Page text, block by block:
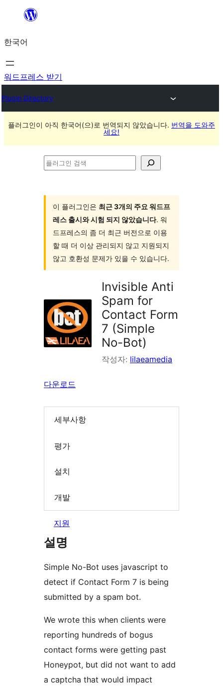
츠
로
바
가
기
한국어
워드프레스 받기
Plugin Directory
플러그인이 아직 한국어(으)로 번역되지 않았습니다. 번역을 도와주
세요!
플
이 플러그인은 최근 3개의 주요 워드프
레스 출시와 시험 되지 않았습니다. 워
드프레스의 좀 더 최근 버전으로 이용
할 때 더 이상 관리되지 않고 지원되지
않고 호환성 문제가 있을 수 있습니다.
Invisible Anti
Spam for
Contact Form
7 (Simple
No-Bot)
작성자: lilaeamedia
다운로드
세부사항
평가
설치
개발
지원
설명
Simple No-Bot uses javascript to
detect if Contact Form 7 is being
submitted by a spam bot.
We wrote this when clients were
reporting hundreds of bogus
contact forms were getting past
Honeypot, but did not want to add
a captcha that would impact